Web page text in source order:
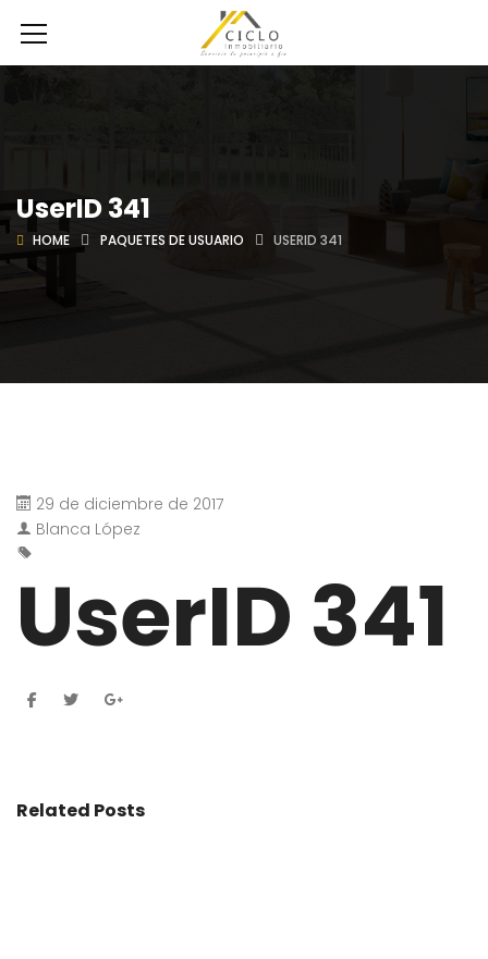
UserID 341
HOME PAQUETES DE USUARIO USERID 341
29 de diciembre de 2017
Blanca López
UserID 341
Related Posts